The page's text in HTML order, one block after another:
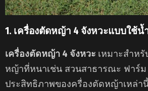
1. เครื่องตัดหญ้า 4 จังหวะแบบใช้
เครื่องตัดหญ้า 4 จังหวะ เหมาะสำห
หญ้าที่หนาเช่น สวนสาธารณะ ฟาร์
ประสิทธิภาพของครื่องตัดหญ้าเหล่า